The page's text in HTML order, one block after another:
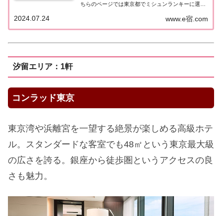
ちらのページでは東京都でミシュンランキーに選ば
た。「ミシュランキー2024」に選ばれた「東京都」
の宿泊施設東京都でミシュランガイド20...
www.e宿.com
2024.07.24
汐留エリア：1軒
コンラッド東京
東京湾や浜離宮を一望する絶景が楽しめる高級ホテ
ル。スタンダードな客室でも48㎡という東京最大級
の広さを誇る。銀座から徒歩圏というアクセスの良
さも魅力。